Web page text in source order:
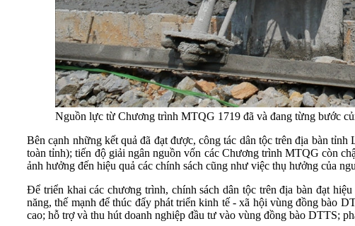
Nguồn lực từ Chương trình MTQG 1719 đã và đang từng bước
Bên cạnh những kết quả đã đạt được, công tác dân tộc trên địa bàn
toàn tỉnh); tiến độ giải ngân nguồn vốn các Chương trình MTQG còn
ảnh hưởng đến hiệu quả các chính sách cũng như việc thụ hưởng của
Để triển khai các chương trình, chính sách dân tộc trên địa bàn đạt
năng, thế mạnh để thúc đẩy phát triển kinh tế - xã hội vùng đồng bào
cao; hỗ trợ và thu hút doanh nghiệp đầu tư vào vùng đồng bào DTTS;